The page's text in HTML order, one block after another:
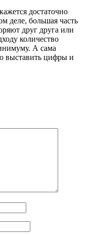
достаточно
деле, большая часть
друг друга или
количество
А сама
выставить цифры и